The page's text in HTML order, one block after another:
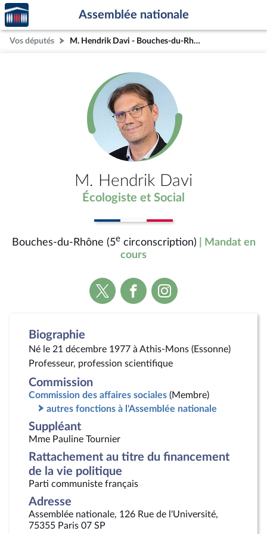
Aller au contenu
Aller en bas de la page
Accèder
à la
page
d'accueil
Assemblée nationale
Vos députés M. Hendrik Davi - Bouches-du-Rhône (5e circonscription)
M. Hendrik Davi
Écologiste et Social
Bouches-du-Rhône (5ecirconscription)
| Mandat en
cours
Voir
la
Voir
la
Voir
la
Biographie
Né le 21 décembre 1977 à Athis-Mons (Essonne)
Professeur, profession scientifique
Commission
Commission des affaires sociales (Membre)
autres fonctions à l'Assemblée nationale
Suppléant
Mme Pauline Tournier
Rattachement au titre du financement
de la vie politique
Parti communiste français
Adresse
Assemblée nationale, 126 Rue de l'Université,
75355 Paris 07 SP